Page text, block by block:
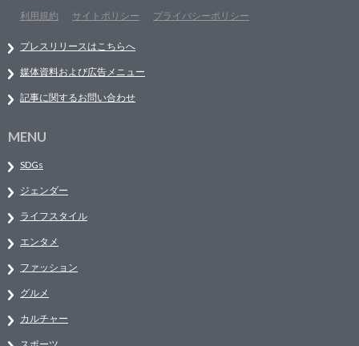
利用規約
サイトポリシー プライバシーポリシー
プレスリリースはこちらへ
媒体資料および広告メニュー
記事に関するお問い合わせ
MENU
SDGs
ジェンダー
ライフスタイル
エンタメ
ファッション
グルメ
カルチャー